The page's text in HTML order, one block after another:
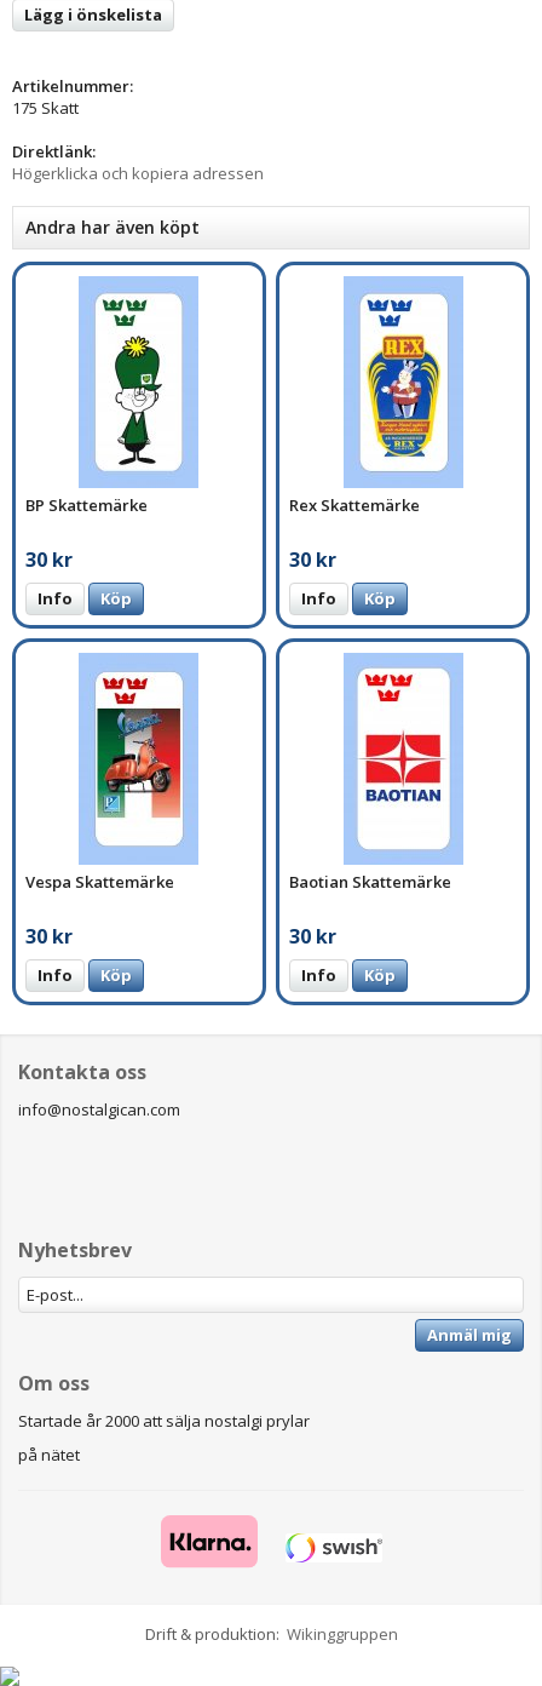
Lägg i önskelista
Artikelnummer:
175 Skatt
Direktlänk:
Högerklicka och kopiera adressen
Andra har även köpt
BP Skattemärke
30 kr
Info Köp
Rex Skattemärke
30 kr
Info Köp
Vespa Skattemärke
30 kr
Info Köp
Baotian Skattemärke
30 kr
Info Köp
Kontakta oss
info@nostalgican.com
Nyhetsbrev
Anmäl mig
Om oss
Startade år 2000 att sälja nostalgi prylar
på nätet
Drift & produktion: Wikinggruppen